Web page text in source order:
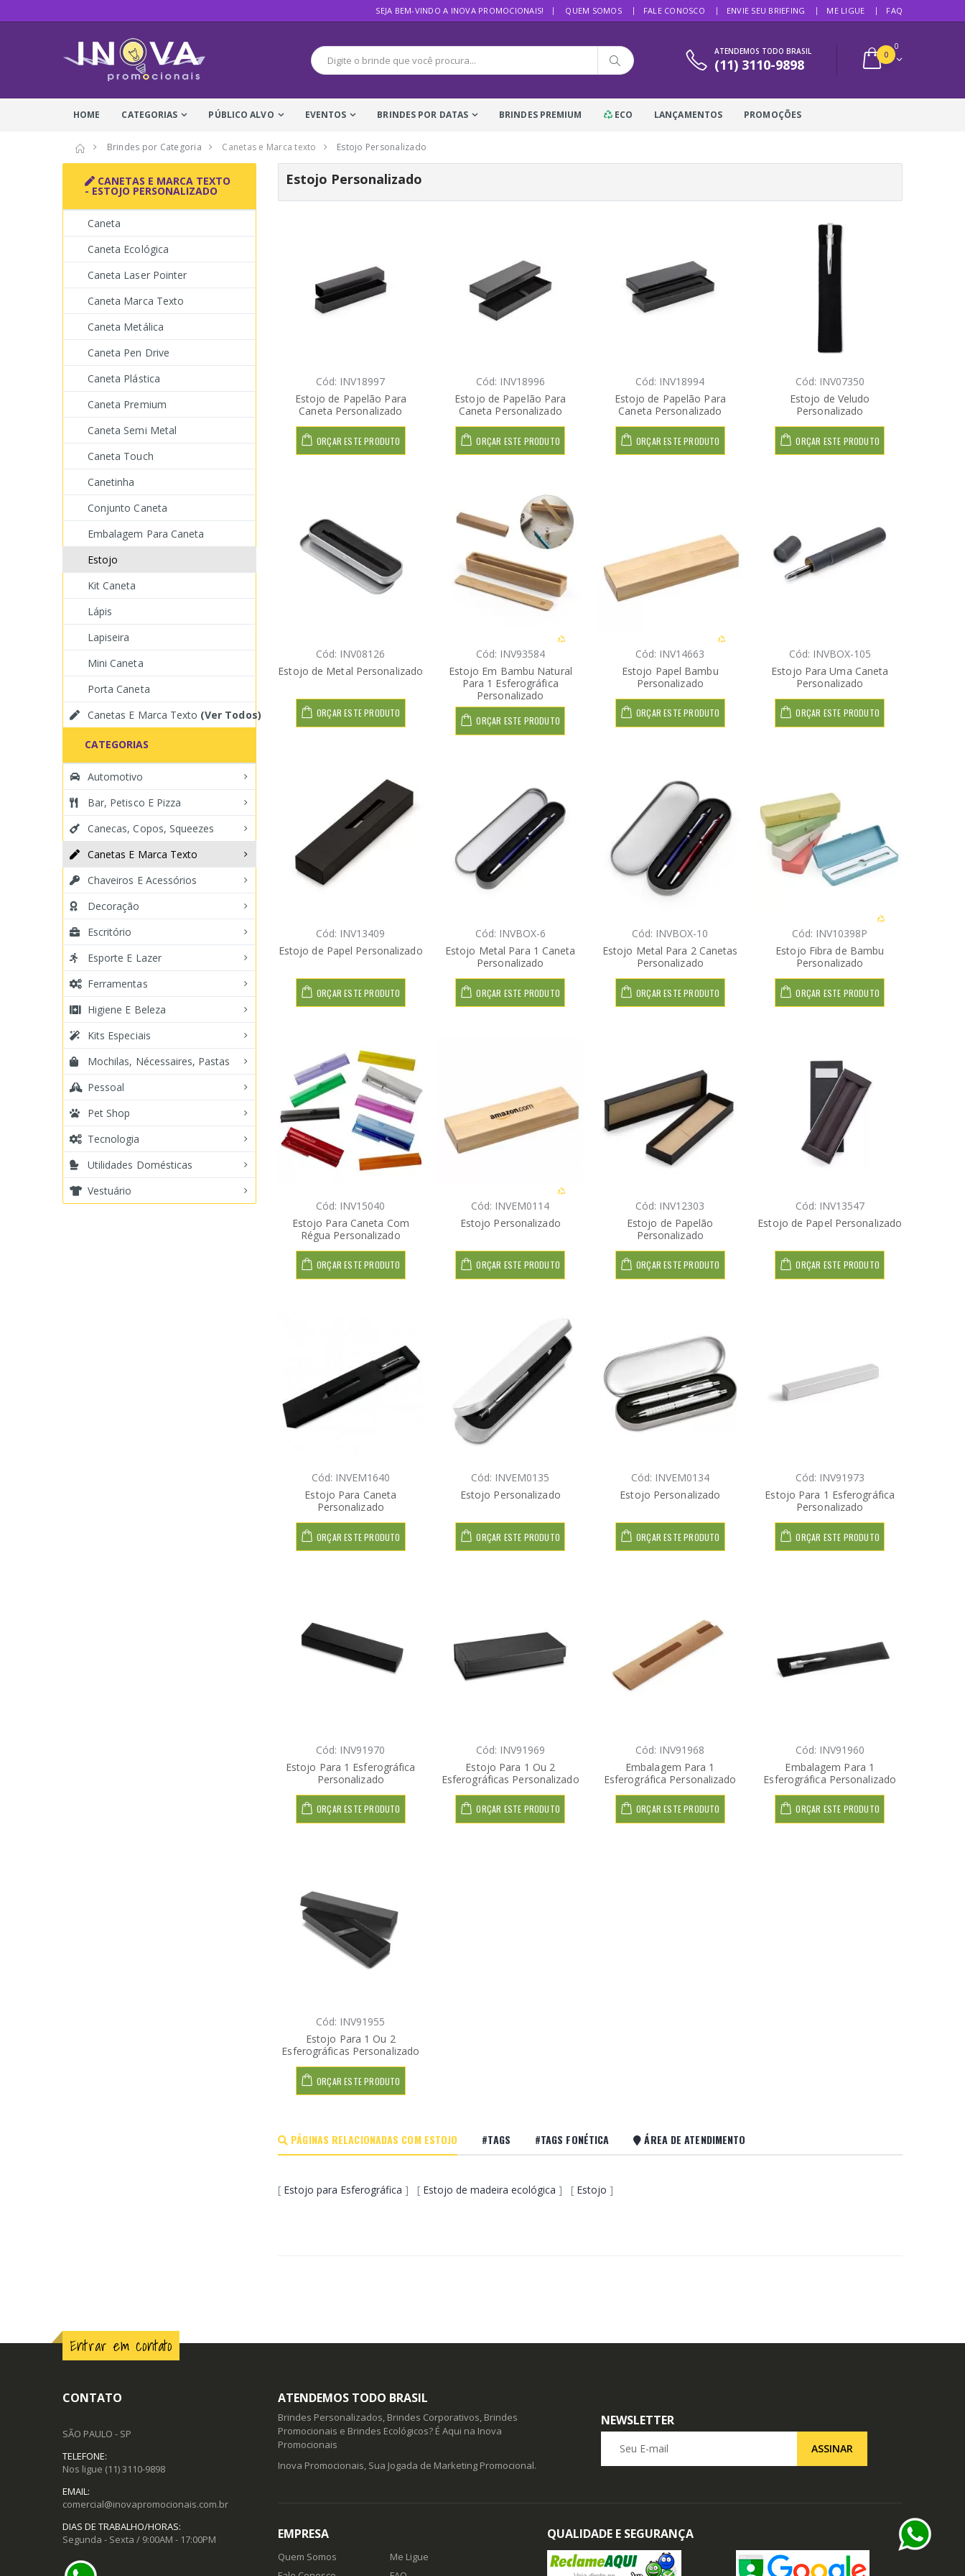
SEJA BEM-VINDO A INOVA PROMOCIONAIS! QUEM SOMOS FALE CONOSCO ENVIE SEU BRIEFING ME LIGUE FAQ
ATENDEMOS TODO BRASIL
(11) 3110-9898
0
0
HOME CATEGORIAS PÚBLICO ALVO EVENTOS BRINDES POR DATAS BRINDES PREMIUM ECO LANÇAMENTOS PROMOÇÕES
Brindes por Categoria Canetas e Marca texto Estojo Personalizado
Estojo Personalizado
Cód: INV18997
Estojo de Papelão Para
Caneta Personalizado
ORÇAR ESTE PRODUTO
Cód: INV18996
Estojo de Papelão Para
Caneta Personalizado
ORÇAR ESTE PRODUTO
Cód: INV18994
Estojo de Papelão Para
Caneta Personalizado
ORÇAR ESTE PRODUTO
Cód: INV07350
Estojo de Veludo
Personalizado
ORÇAR ESTE PRODUTO
Cód: INV08126
Estojo de Metal Personalizado
ORÇAR ESTE PRODUTO
Cód: INV93584
Estojo Em Bambu Natural
Para 1 Esferográfica
Personalizado
ORÇAR ESTE PRODUTO
Cód: INV14663
Estojo Papel Bambu
Personalizado
ORÇAR ESTE PRODUTO
Cód: INVBOX-105
Estojo Para Uma Caneta
Personalizado
ORÇAR ESTE PRODUTO
Cód: INV13409
Estojo de Papel Personalizado
ORÇAR ESTE PRODUTO
Cód: INVBOX-6
Estojo Metal Para 1 Caneta
Personalizado
ORÇAR ESTE PRODUTO
Cód: INVBOX-10
Estojo Metal Para 2 Canetas
Personalizado
ORÇAR ESTE PRODUTO
Cód: INV10398P
Estojo Fibra de Bambu
Personalizado
ORÇAR ESTE PRODUTO
Cód: INV15040
Estojo Para Caneta Com
Régua Personalizado
ORÇAR ESTE PRODUTO
Cód: INVEM0114
Estojo Personalizado
ORÇAR ESTE PRODUTO
Cód: INV12303
Estojo de Papelão
Personalizado
ORÇAR ESTE PRODUTO
Cód: INV13547
Estojo de Papel Personalizado
ORÇAR ESTE PRODUTO
Cód: INVEM1640
Estojo Para Caneta
Personalizado
ORÇAR ESTE PRODUTO
Cód: INVEM0135
Estojo Personalizado
ORÇAR ESTE PRODUTO
Cód: INVEM0134
Estojo Personalizado
ORÇAR ESTE PRODUTO
Cód: INV91973
Estojo Para 1 Esferográfica
Personalizado
ORÇAR ESTE PRODUTO
Cód: INV91970
Estojo Para 1 Esferográfica
Personalizado
ORÇAR ESTE PRODUTO
Cód: INV91969
Estojo Para 1 Ou 2
Esferográficas Personalizado
ORÇAR ESTE PRODUTO
Cód: INV91968
Embalagem Para 1
Esferográfica Personalizado
ORÇAR ESTE PRODUTO
Cód: INV91960
Embalagem Para 1
Esferográfica Personalizado
ORÇAR ESTE PRODUTO
Cód: INV91955
Estojo Para 1 Ou 2
Esferográficas Personalizado
ORÇAR ESTE PRODUTO
PÁGINAS RELACIONADAS COM ESTOJO #TAGS #TAGS FONÉTICA ÁREA DE ATENDIMENTO
[ Estojo para Esferográfica ] [ Estojo de madeira ecológica ] [ Estojo ]
CANETAS E MARCA TEXTO
- ESTOJO PERSONALIZADO
Caneta
Caneta Ecológica
Caneta Laser Pointer
Caneta Marca Texto
Caneta Metálica
Caneta Pen Drive
Caneta Plástica
Caneta Premium
Caneta Semi Metal
Caneta Touch
Canetinha
Conjunto Caneta
Embalagem Para Caneta
Estojo
Kit Caneta
Lápis
Lapiseira
Mini Caneta
Porta Caneta
Canetas E Marca Texto (Ver Todos)
CATEGORIAS
Automotivo
Bar, Petisco E Pizza
Canecas, Copos, Squeezes
Canetas E Marca Texto
Chaveiros E Acessórios
Decoração
Escritório
Esporte E Lazer
Ferramentas
Higiene E Beleza
Kits Especiais
Mochilas, Nécessaires, Pastas
Pessoal
Pet Shop
Tecnologia
Utilidades Domésticas
Vestuário
Entrar em contato
CONTATO
SÃO PAULO - SP
TELEFONE:
Nos ligue (11) 3110-9898
EMAIL:
comercial@inovapromocionais.com.br
DIAS DE TRABALHO/HORAS:
Segunda - Sexta / 9:00AM - 17:00PM
ATENDEMOS TODO BRASIL
Brindes Personalizados, Brindes Corporativos, Brindes
Promocionais e Brindes Ecológicos? É Aqui na Inova
Promocionais
Inova Promocionais, Sua Jogada de Marketing Promocional.
NEWSLETTER
ASSINAR
EMPRESA
Quem Somos
Me Ligue
QUALIDADE E SEGURANÇA